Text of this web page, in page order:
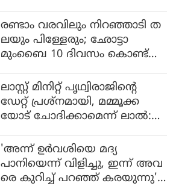
രണ്ടാം വരവിലും നിറഞ്ഞാടി ത
ലയും പിള്ളേരും; ഛോട്ടാ
മുംബൈ 10 ദിവസം കൊണ്ട്
ലാസ്റ്റ് മിനിറ്റ് പൃഥ്വിരാജിന്റെ
ഡേറ്റ് പ്രശ്നമായി, മമ്മൂക്ക
യോട് ചോദിക്കാമെന്ന് ലാൽ:
ണ്ടായത്
'അന്ന് ഉർവശിയെ മദ്യ
പാനിയെന്ന് വിളിച്ചു, ഇന്ന് അവ
രെ കുറിച്ച് പറഞ്ഞ് കരയുന്നു':